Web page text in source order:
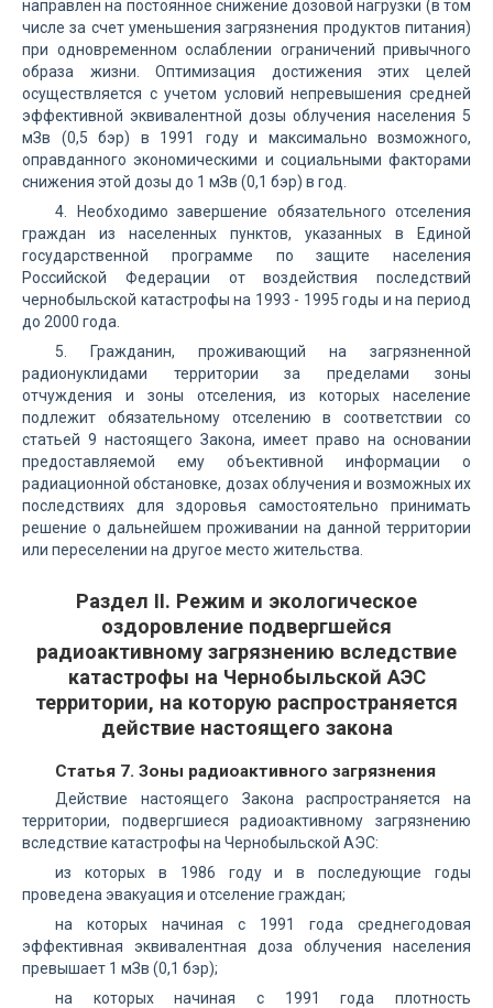
направлен на постоянное снижение дозовой нагрузки (в том
числе за счет уменьшения загрязнения продуктов питания)
при одновременном ослаблении ограничений привычного
образа жизни. Оптимизация достижения этих целей
осуществляется с учетом условий непревышения средней
эффективной эквивалентной дозы облучения населения 5
мЗв (0,5 бэр) в 1991 году и максимально возможного,
оправданного экономическими и социальными факторами
снижения этой дозы до 1 мЗв (0,1 бэр) в год.
4. Необходимо завершение обязательного отселения
граждан из населенных пунктов, указанных в Единой
государственной программе по защите населения
Российской Федерации от воздействия последствий
чернобыльской катастрофы на 1993 - 1995 годы и на период
до 2000 года.
5. Гражданин, проживающий на загрязненной
радионуклидами территории за пределами зоны
отчуждения и зоны отселения, из которых население
подлежит обязательному отселению в соответствии со
статьей 9 настоящего Закона, имеет право на основании
предоставляемой ему объективной информации о
радиационной обстановке, дозах облучения и возможных их
последствиях для здоровья самостоятельно принимать
решение о дальнейшем проживании на данной территории
или переселении на другое место жительства.
Раздел II. Режим и экологическое
оздоровление подвергшейся
радиоактивному загрязнению вследствие
катастрофы на Чернобыльской АЭС
территории, на которую распространяется
действие настоящего закона
Статья 7. Зоны радиоактивного загрязнения
Действие настоящего Закона распространяется на
территории, подвергшиеся радиоактивному загрязнению
вследствие катастрофы на Чернобыльской АЭС:
из которых в 1986 году и в последующие годы
проведена эвакуация и отселение граждан;
на которых начиная с 1991 года среднегодовая
эффективная эквивалентная доза облучения населения
превышает 1 мЗв (0,1 бэр);
на которых начиная с 1991 года плотность